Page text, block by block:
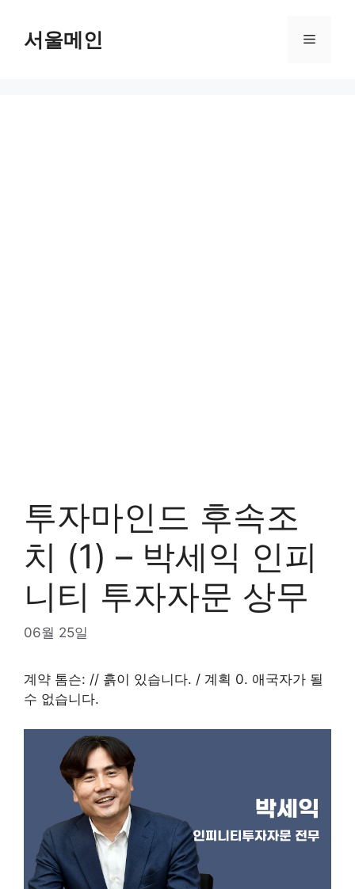
content서울메인 Menu
투자마인드 후속조
치 (1) – 박세익 인피
니티 투자자문 상무
06월 25일
계약 톰슨: // 흙이 있습니다. / 계획 0. 애국자가 될
수 없습니다.